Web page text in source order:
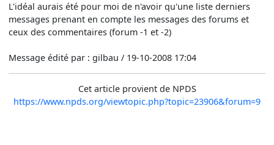
L'idéal aurais été pour moi de n'avoir qu'une liste derniers
messages prenant en compte les messages des forums et
ceux des commentaires (forum -1 et -2)
Message édité par : gilbau / 19-10-2008 17:04
Cet article provient de NPDS
https://www.npds.org/viewtopic.php?topic=23906&forum=9